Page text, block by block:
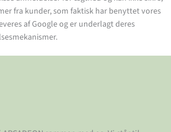
fra kunder, som faktisk har benyttet vores
af Google og er underlagt deres